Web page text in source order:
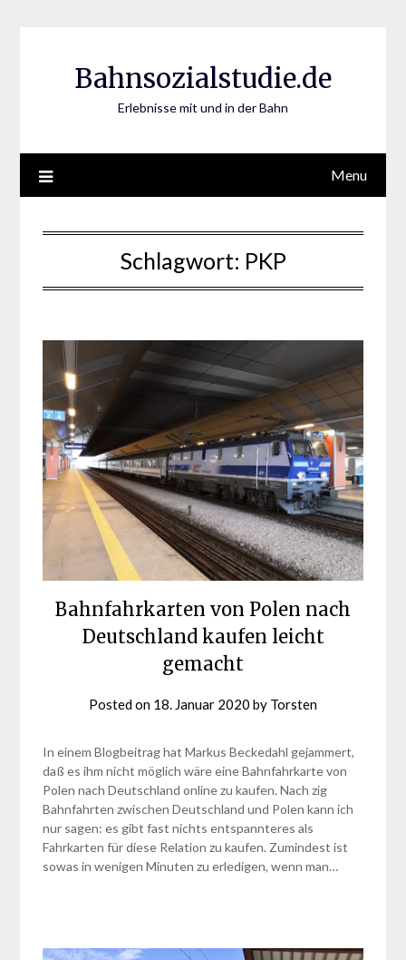
Bahnsozialstudie.de
Erlebnisse mit und in der Bahn
Menu
Schlagwort: PKP
Bahnfahrkarten von Polen nach
Deutschland kaufen leicht
gemacht
Posted on 18. Januar 2020 by Torsten
In einem Blogbeitrag hat Markus Beckedahl gejammert,
daß es ihm nicht möglich wäre eine Bahnfahrkarte von
Polen nach Deutschland online zu kaufen. Nach zig
Bahnfahrten zwischen Deutschland und Polen kann ich
nur sagen: es gibt fast nichts entspannteres als
Fahrkarten für diese Relation zu kaufen. Zumindest ist
sowas in wenigen Minuten zu erledigen, wenn man…